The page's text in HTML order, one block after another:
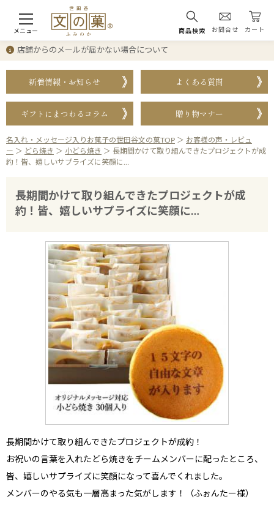
メニュー 商品検索 お問合せ カート
店舗からのメールが届かない場合について
新着情報・お知らせ よくある質問
ギフトにまつわるコラム 贈り物マナー
名入れ・メッセージ入りお菓子の世田谷文の菓TOP ＞ お客様の声・レビュ
ー ＞ どら焼き ＞ 小どら焼き ＞ 長期間かけて取り組んできたプロジェクトが成
約！皆、嬉しいサプライズに笑顔に…
長期間かけて取り組んできたプロジェクトが成
約！皆、嬉しいサプライズに笑顔に…
長期間かけて取り組んできたプロジェクトが成約！
お祝いの言葉を入れたどら焼きをチームメンバーに配ったところ、
皆、嬉しいサプライズに笑顔になって喜んでくれました。
メンバーのやる気も一層高まった気がします！
（ふぉんたー様）